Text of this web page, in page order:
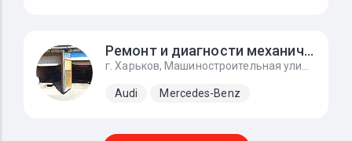
Ремонт и диагности механического инжектора ke-jetronic
Audi Mercedes-Benz